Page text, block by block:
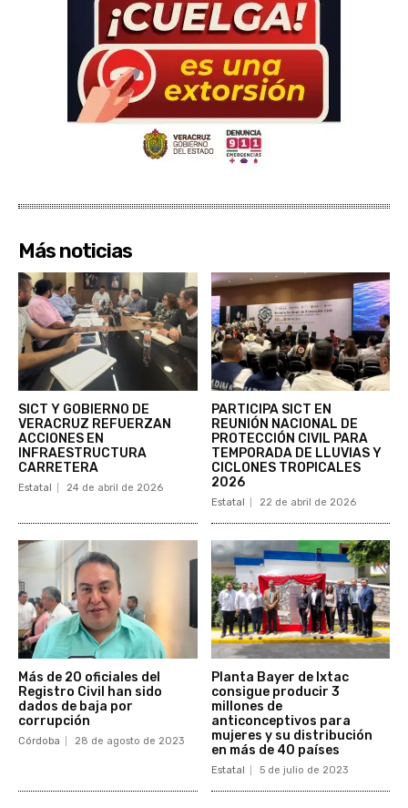
Más noticias
SICT Y GOBIERNO DE
VERACRUZ REFUERZAN
ACCIONES EN
INFRAESTRUCTURA
CARRETERA
Estatal 24 de abril de 2026
PARTICIPA SICT EN
REUNIÓN NACIONAL DE
PROTECCIÓN CIVIL PARA
TEMPORADA DE LLUVIAS Y
CICLONES TROPICALES
2026
Estatal 22 de abril de 2026
Más de 20 oficiales del
Registro Civil han sido
dados de baja por
corrupción
Córdoba 28 de agosto de 2023
Planta Bayer de Ixtac
consigue producir 3
millones de
anticonceptivos para
mujeres y su distribución
en más de 40 países
Estatal 5 de julio de 2023